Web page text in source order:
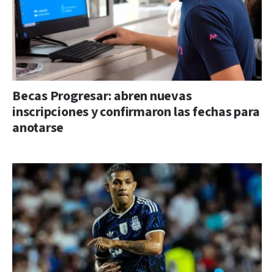
Becas Progresar: abren nuevas
inscripciones y confirmaron las fechas para
anotarse